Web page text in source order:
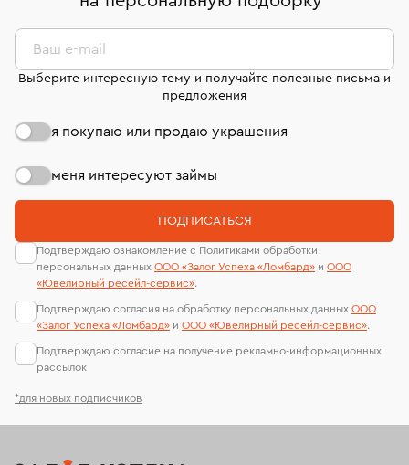
Система быстрых платежей (по QR-коду)
В кредит от Т-Банка (до 50 000 руб., на 3–6 мес.)
сертификаты МГУ и других геммологических
лабораторий
*для новых подписчиков
Ваш e-mail
Выберите интересную тему и получайте полезные письма и
предложения
я покупаю или продаю украшения
меня интересуют займы
ПОДПИСАТЬСЯ
Подтверждаю ознакомление с Политиками обработки
персональных данных ООО «Залог Успеха «Ломбард» и ООО
«Ювелирный ресейл-сервиc».
Подтверждаю согласия на обработку персональных данных ООО
«Залог Успеха «Ломбард» и ООО «Ювелирный ресейл-сервиc».
Подтверждаю согласие на получение рекламно-информационных
рассылок